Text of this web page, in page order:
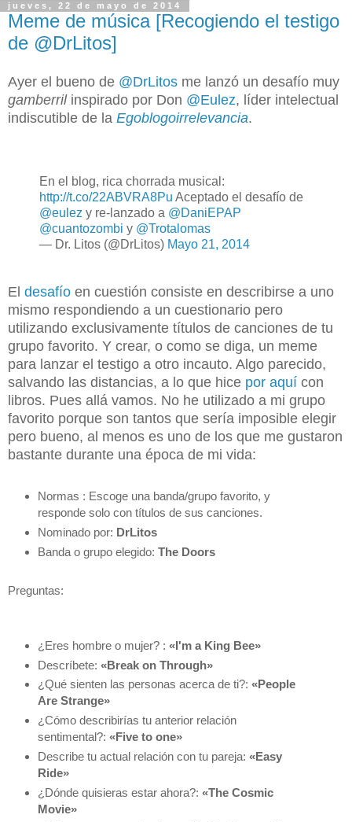
jueves, 22 de mayo de 2014
Meme de música [Recogiendo el testigo
de @DrLitos]
Ayer el bueno de @DrLitos me lanzó un desafío muy
gamberrilinspirado por Don @Eulez, líder intelectual
indiscutible de la Egoblogoirrelevancia.
En el blog, rica chorrada musical:
http://t.co/22ABVRA8Pu Aceptado el desafío de
@eulez y re-lanzado a @DaniEPAP
@cuantozombi y @Trotalomas
— Dr. Litos (@DrLitos) Mayo 21, 2014
El desafío en cuestión consiste en describirse a uno
mismo respondiendo a un cuestionario pero
utilizando exclusivamente títulos de canciones de tu
grupo favorito. Y crear, o como se diga, un meme
para lanzar el testigo a otro incauto. Algo parecido,
salvando las distancias, a lo que hice por aquí con
libros. Pues allá vamos. No he utilizado a mi grupo
favorito porque son tantos que sería imposible elegir
pero bueno, al menos es uno de los que me gustaron
bastante durante una época de mi vida:
Normas : Escoge una banda/grupo favorito, y
responde solo con títulos de sus canciones.
Nominado por: DrLitos
Banda o grupo elegido: The Doors
Preguntas:
¿Eres hombre o mujer? : «I'm a King Bee»
Descríbete: «Break on Through»
¿Qué sienten las personas acerca de ti?: «People
Are Strange»
¿Cómo describirías tu anterior relación
sentimental?: «Five to one»
Describe tu actual relación con tu pareja: «Easy
Ride»
¿Dónde quisieras estar ahora?: «The Cosmic
Movie»